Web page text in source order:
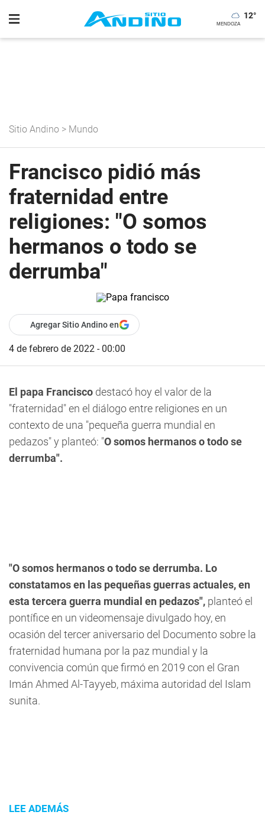
12°
Sitio Andino > Mundo
Francisco pidió más
fraternidad entre
religiones: "O somos
hermanos o todo se
derrumba"
Agregar Sitio Andino en
4 de febrero de 2022 - 00:00
El papa Francisco destacó hoy el valor de la
"fraternidad" en el diálogo entre religiones en un
contexto de una "pequeña guerra mundial en
pedazos" y planteó: "O somos hermanos o todo se
derrumba".
"O somos hermanos o todo se derrumba. Lo
constatamos en las pequeñas guerras actuales, en
esta tercera guerra mundial en pedazos", planteó el
pontífice en un videomensaje divulgado hoy, en
ocasión del tercer aniversario del Documento sobre la
fraternidad humana por la paz mundial y la
convivencia común que firmó en 2019 con el Gran
Imán Ahmed Al-Tayyeb, máxima autoridad del Islam
sunita.
LEE ADEMÁS